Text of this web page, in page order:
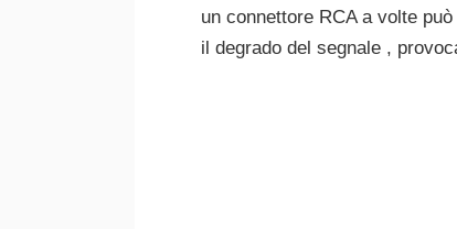
un connettore RCA a volte
il degrado del segnale ,